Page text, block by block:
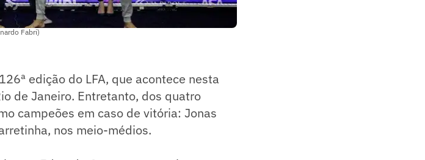
Fabri)
edição do LFA, que acontece nesta
de Janeiro. Entretanto, dos quatro
campeões em caso de vitória: Jonas
nos meio-médios.